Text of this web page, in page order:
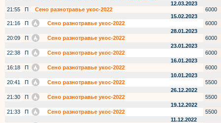
12.03.2023
21:55
П Сено разнотравье укос-2022
6000
15.02.2023
21:16
П Сено разнотравье укос-2022
6000
28.01.2023
20:09
П Сено разнотравье укос-2022
6000
23.01.2023
22:38
П Сено разнотравье укос-2022
6000
16.01.2023
16:18
П Сено разнотравье укос-2022
6000
10.01.2023
20:41
П Сено разнотравье укос-2022
5500
26.12.2022
21:30
П Сено разнотравье укос-2022
5500
19.12.2022
21:33
П Сено разнотравье укос-2022
5500
11.12.2022